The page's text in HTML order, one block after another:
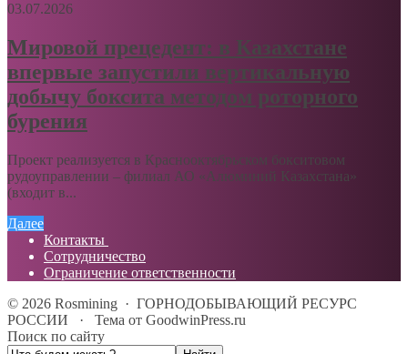
03.07.2026
Мировой прецедент: в Казахстане
впервые запустили вертикальную
добычу боксита методом роторного
бурения
Проект реализуется в Краснооктябрьском бокситовом
рудоуправлении – филиал АО «Алюминий Казахстана»
(входит в...
Далее
Контакты
Сотрудничество
Ограничение ответственности
© 2026 Rosmining · ГОРНОДОБЫВАЮЩИЙ РЕСУРС
РОССИИ
· Тема от GoodwinPress.ru
Поиск по сайту